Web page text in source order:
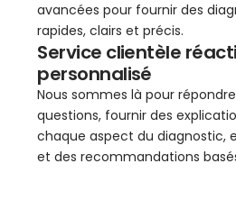
avancées pour fournir des
rapides, clairs et précis.
Service clientèle
personnalisé
Nous sommes là pour
questions, fournir des
chaque aspect du diagnostic,
et des recommandations